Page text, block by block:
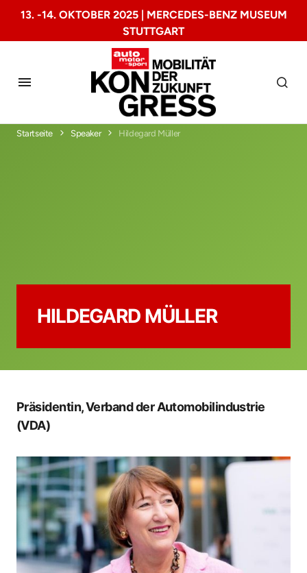
13. -14. OKTOBER 2025 | MERCEDES-BENZ MUSEUM
STUTTGART
Startseite Speaker Hildegard Müller
HILDEGARD MÜLLER
Präsidentin, Verband der Automobilindustrie
(VDA)